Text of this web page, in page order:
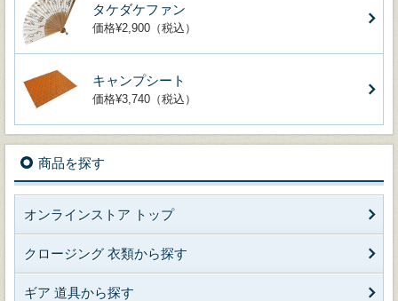
タケダケファン
価格¥2,900（税込）
キャンプシート
価格¥3,740（税込）
商品を探す
オンラインストア トップ
クロージング 衣類から探す
ギア 道具から探す